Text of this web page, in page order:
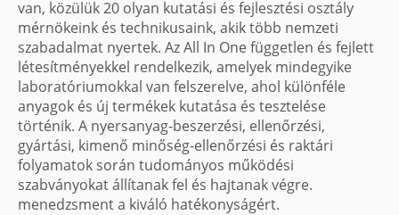
van, közülük 20 olyan kutatási és fejlesztési osztály
mérnökeink és technikusaink, akik több nemzeti
szabadalmat nyertek. Az All In One független és fejlett
létesítményekkel rendelkezik, amelyek mindegyike
laboratóriumokkal van felszerelve, ahol különféle
anyagok és új termékek kutatása és tesztelése
történik. A nyersanyag-beszerzési, ellenőrzési,
gyártási, kimenő minőség-ellenőrzési és raktári
folyamatok során tudományos működési
szabványokat állítanak fel és hajtanak végre.
menedzsment a kiváló hatékonyságért.